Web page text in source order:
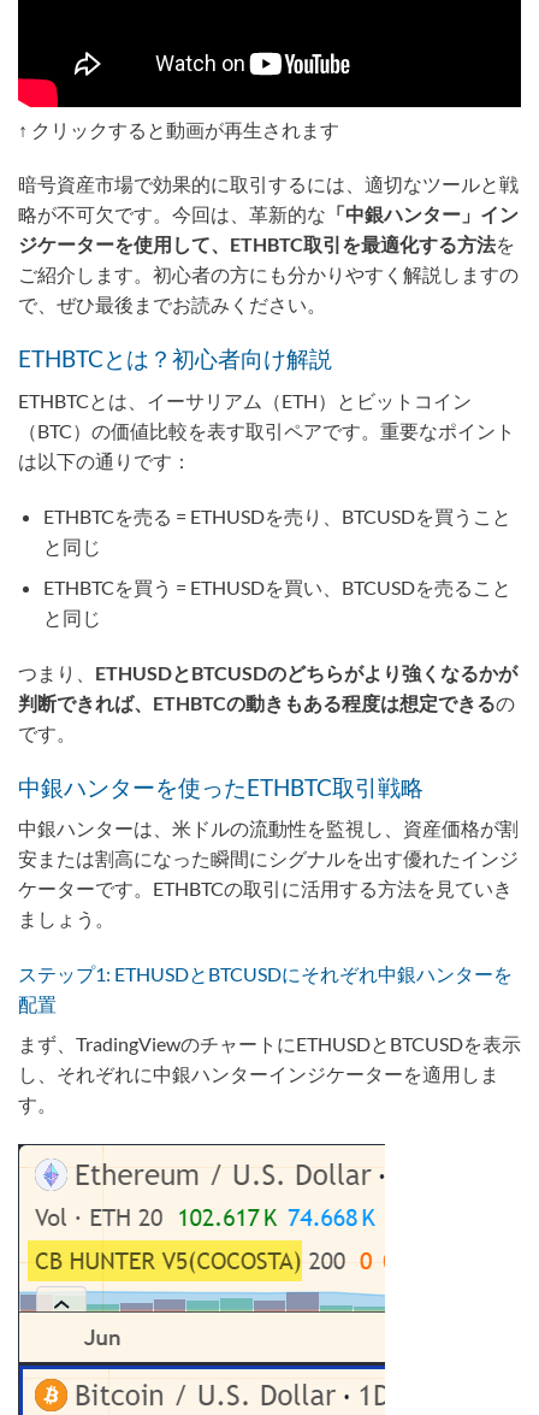
↑ クリックすると動画が再生されます
暗号資産市場で効果的に取引するには、適切なツールと戦
略が不可欠です。今回は、革新的な 「中銀ハンター」イン
ジケーターを使用して、ETHBTC取引を最適化する方法を
ご紹介します。初心者の方にも分かりやすく解説しますの
で、ぜひ最後までお読みください。
ETHBTCとは？初心者向け解説
ETHBTCとは、イーサリアム（ETH）とビットコイン
（BTC）の価値比較を表す取引ペアです。重要なポイント
は以下の通りです：
ETHBTCを売る = ETHUSDを売り、BTCUSDを買うこと
と同じ
ETHBTCを買う = ETHUSDを買い、BTCUSDを売ること
と同じ
つまり、 ETHUSDとBTCUSDのどちらがより強くなるかが
判断できれば、ETHBTCの動きもある程度は想定できるの
です。
中銀ハンターを使ったETHBTC取引戦略
中銀ハンターは、米ドルの流動性を監視し、資産価格が割
安または割高になった瞬間にシグナルを出す優れたインジ
ケーターです。ETHBTCの取引に活用する方法を見ていき
ましょう。
ステップ1: ETHUSDとBTCUSDにそれぞれ中銀ハンターを
配置
まず、TradingViewのチャートにETHUSDとBTCUSDを表示
し、それぞれに中銀ハンターインジケーターを適用しま
す。